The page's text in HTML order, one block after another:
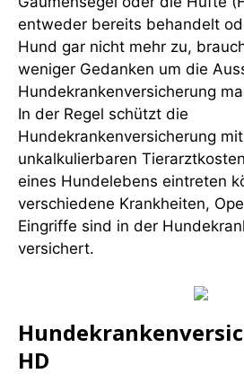
entweder bereits behandelt
Hund gar nicht mehr zu,
weniger Gedanken um die
Hundekrankenversicherung
In der Regel schützt die
Hundekrankenversicherung
unkalkulierbaren
eines Hundelebens eintreten
verschiedene Krankheiten,
Eingriffe sind in der
versichert.
HD